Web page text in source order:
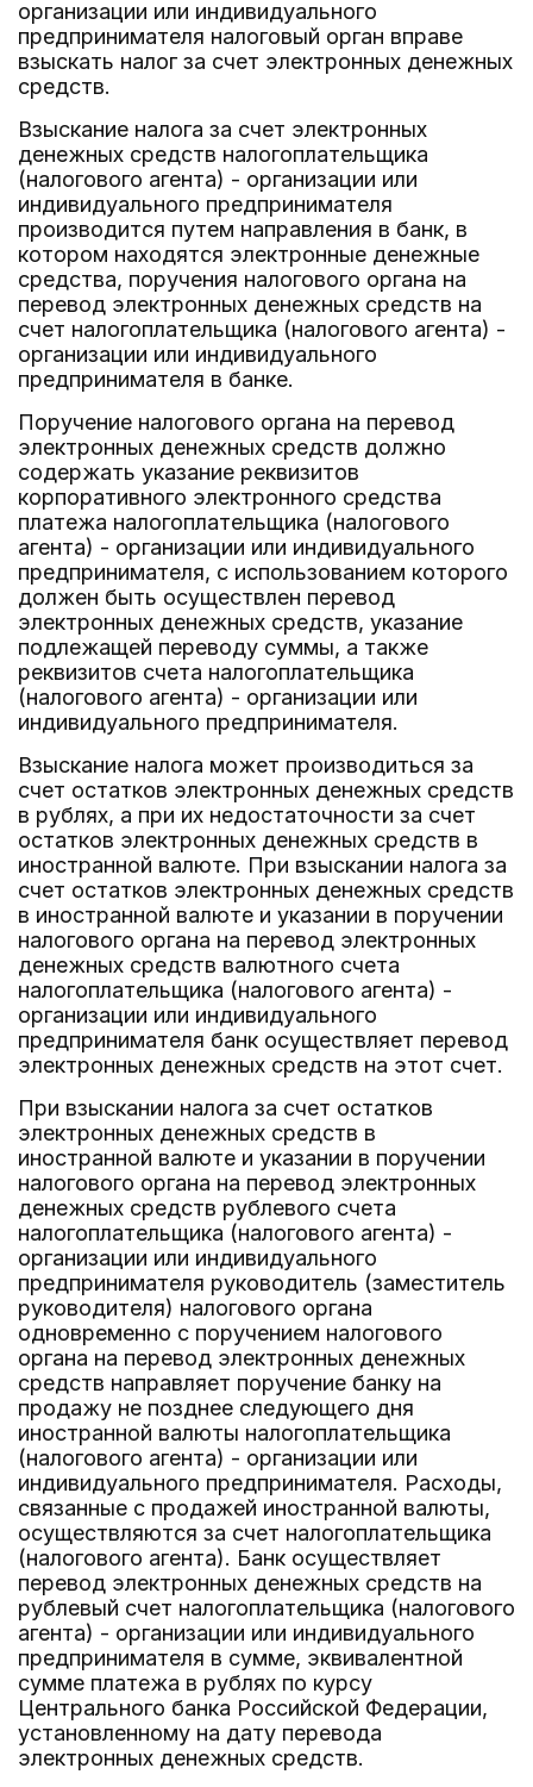
организации или индивидуального
предпринимателя налоговый орган вправе
взыскать налог за счет электронных денежных
средств.
Взыскание налога за счет электронных
денежных средств налогоплательщика
(налогового агента) - организации или
индивидуального предпринимателя
производится путем направления в банк, в
котором находятся электронные денежные
средства, поручения налогового органа на
перевод электронных денежных средств на
счет налогоплательщика (налогового агента) -
организации или индивидуального
предпринимателя в банке.
Поручение налогового органа на перевод
электронных денежных средств должно
содержать указание реквизитов
корпоративного электронного средства
платежа налогоплательщика (налогового
агента) - организации или индивидуального
предпринимателя, с использованием которого
должен быть осуществлен перевод
электронных денежных средств, указание
подлежащей переводу суммы, а также
реквизитов счета налогоплательщика
(налогового агента) - организации или
индивидуального предпринимателя.
Взыскание налога может производиться за
счет остатков электронных денежных средств
в рублях, а при их недостаточности за счет
остатков электронных денежных средств в
иностранной валюте. При взыскании налога за
счет остатков электронных денежных средств
в иностранной валюте и указании в поручении
налогового органа на перевод электронных
денежных средств валютного счета
налогоплательщика (налогового агента) -
организации или индивидуального
предпринимателя банк осуществляет перевод
электронных денежных средств на этот счет.
При взыскании налога за счет остатков
электронных денежных средств в
иностранной валюте и указании в поручении
налогового органа на перевод электронных
денежных средств рублевого счета
налогоплательщика (налогового агента) -
организации или индивидуального
предпринимателя руководитель (заместитель
руководителя) налогового органа
одновременно с поручением налогового
органа на перевод электронных денежных
средств направляет поручение банку на
продажу не позднее следующего дня
иностранной валюты налогоплательщика
(налогового агента) - организации или
индивидуального предпринимателя. Расходы,
связанные с продажей иностранной валюты,
осуществляются за счет налогоплательщика
(налогового агента). Банк осуществляет
перевод электронных денежных средств на
рублевый счет налогоплательщика (налогового
агента) - организации или индивидуального
предпринимателя в сумме, эквивалентной
сумме платежа в рублях по курсу
Центрального банка Российской Федерации,
установленному на дату перевода
электронных денежных средств.